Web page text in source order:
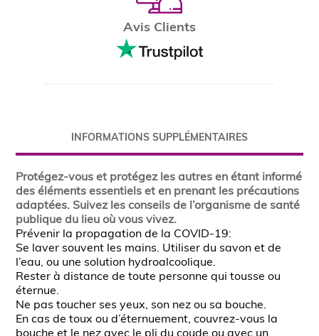
Avis Clients
INFORMATIONS SUPPLÉMENTAIRES
Protégez-vous et protégez les autres en étant ‎informé
des éléments essentiels et en prenant les ‎précautions
adaptées. Suivez les conseils de ‎l’organisme de santé
publique du lieu où vous vivez. ‎
Prévenir la propagation de la COVID-19: ‎ ‎‎ ‎
Se laver souvent les mains. Utiliser du savon et ‎de
l’eau, ou une solution hydroalcoolique. ‎ ‎
Rester à distance de toute personne qui tousse ‎ou
éternue. ‎ ‎
Ne pas toucher ses yeux, son nez ou sa bouche. ‎‎‎ ‎
En cas de toux ou d’éternuement, couvrez-vous ‎la
bouche et le nez avec le pli du coude ou avec un